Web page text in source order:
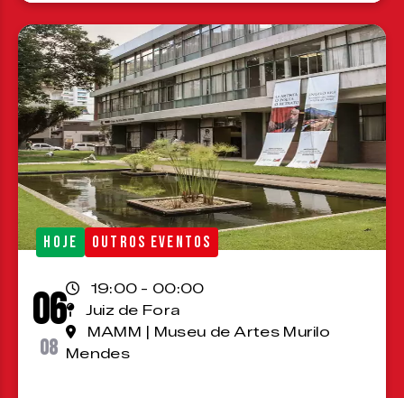
HOJE OUTROS EVENTOS
06
08
19:00 - 00:00
Juiz de Fora
MAMM | Museu de Artes Murilo
Mendes